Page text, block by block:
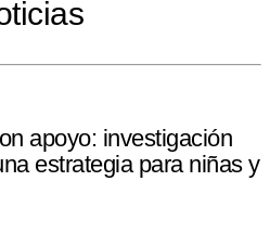
apoyo: investigación
estrategia para niñas y